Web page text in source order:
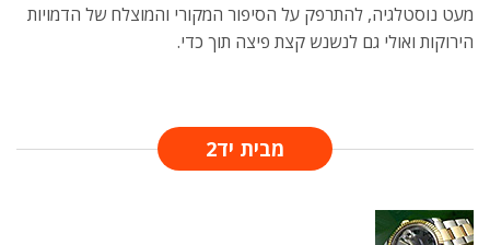
מעט נוסטלגיה, להתרפק על הסיפור המקורי והמוצלח של הדמויות
הירוקות ואולי גם לנשנש קצת פיצה תוך כדי.
מבית יד2